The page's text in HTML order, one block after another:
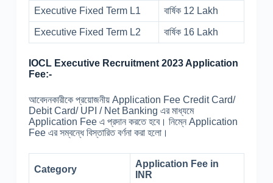
Executive Fixed Term L1 বার্ষিক 12 Lakh
Executive Fixed Term L2 বার্ষিক 16 Lakh
IOCL Executive Recruitment 2023 Application
Fee:-
আবেদনকারীকে প্রয়োজনীয় Application Fee Credit Card/
Debit Card/ UPI / Net Banking এর মাধ্যমে
Application Fee এ প্রদান করতে হবে। নিম্নে Application
Fee এর সম্বন্ধে বিস্তারিত বর্ণনা করা হলো।
Category
Application Fee in
INR